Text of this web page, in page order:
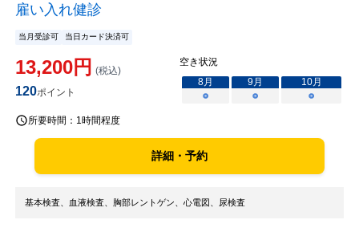
雇い入れ健診
当月受診可 当日カード決済可
13,200円 (税込)
120ポイント
空き状況
8月 9月 10月
○
○ ○
所要時間： 1時間程度
詳細・予約
基本検査、血液検査、胸部レントゲン、心電図、尿検査